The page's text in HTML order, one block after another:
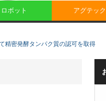
ロボット アグテック
精密発酵タンパク質の認可を取得